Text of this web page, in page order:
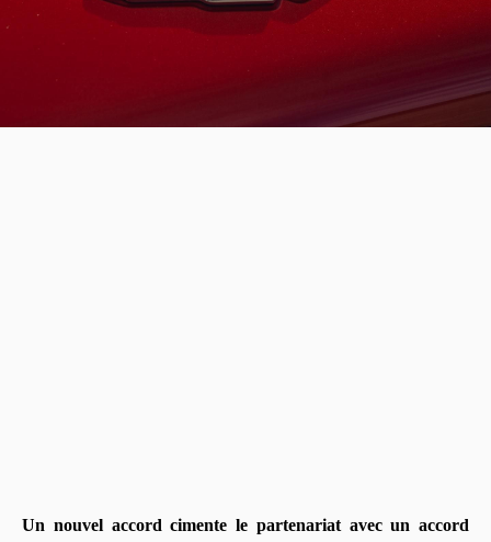
Un nouvel accord cimente le partenariat avec un accord